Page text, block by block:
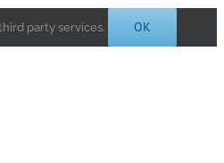
party services. OK